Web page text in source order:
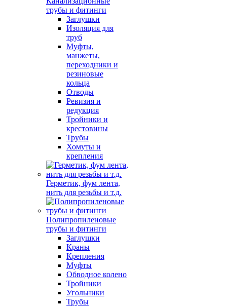
трубы и фитинги
Заглушки
Изоляция для
труб
Муфты,
манжеты,
переходники и
резиновые
кольца
Отводы
Ревизия и
редукция
Тройники и
крестовины
Трубы
Хомуты и
крепления
Герметик, фум лента,
нить для резьбы и т.д.
Полипропиленовые
трубы и фитинги
Заглушки
Краны
Крепления
Муфты
Обводное колено
Тройники
Угольники
Трубы